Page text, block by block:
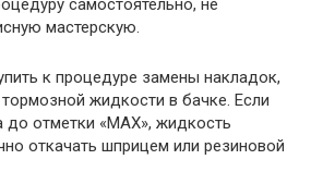
самостоятельно, не
мастерскую.
к процедуре замены накладок,
тормозной жидкости в бачке. Если
до отметки «МАХ», жидкость
откачать шприцем или резиновой